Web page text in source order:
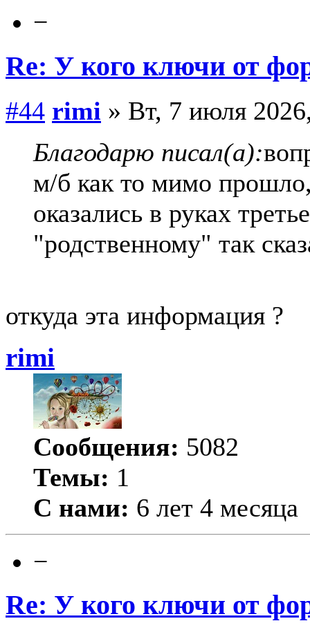
−
Re: У кого ключи от
#44 rimi » Вт, 7 июля
Благодарю писал(а):
м/б как то мимо
оказались в руках
"родственному" так
откуда эта информация ?
rimi
Сообщения: 5082
Темы: 1
С нами: 6 лет 4 месяца
−
Re: У кого ключи от